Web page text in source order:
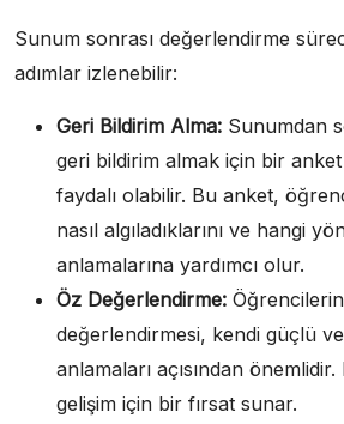
Sunum sonrası değerlendirme
adımlar izlenebilir:
Geri Bildirim Alma: Sunumdan
geri bildirim almak için bir
faydalı olabilir. Bu anket,
nasıl algıladıklarını ve hangi
anlamalarına yardımcı olur.
Öz Değerlendirme:
değerlendirmesi, kendi güçlü
anlamaları açısından
gelişim için bir fırsat sunar.